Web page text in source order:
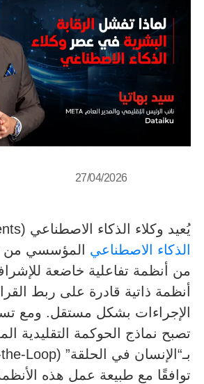
27/04/2026
يُعيد وكلاء الذكاء الاصطناعي (AI Agents) تشكيل
الذكاء الاصطناعي المؤسسي من
من أنظمة تفاعلية خاضعة
أنظمة ذاتية قادرة على ربط
الإجراءات بشكل مستقل. ومع
تصبح نماذج الحوكمة التقليدية
توافقًا مع طبيعة عمل هذه